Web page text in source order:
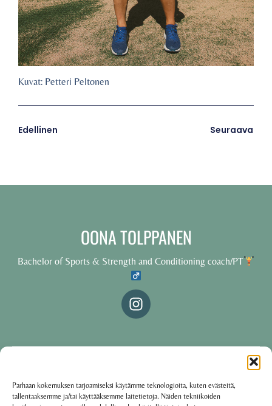
Parhaan kokemuksen tarjoamiseksi käytämme teknologioita, kuten evästeitä,
tallentaaksemme ja/tai käyttääksemme laitetietoja. Näiden tekniikoiden
Kuvat: Petteri Peltonen
Edellinen Seuraava
OONA TOLPPANEN
Bachelor of Sports & Strength and Conditioning coach/PT
Käyttöehdot·Tietosuojakäytäntö